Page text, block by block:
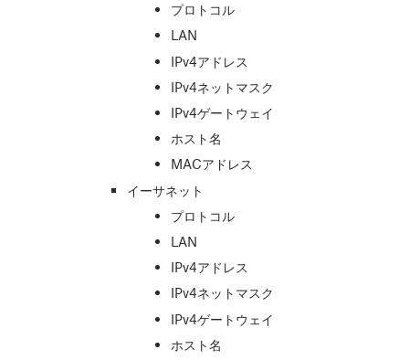
プロトコル
LAN
IPv4アドレス
IPv4ネットマスク
IPv4ゲートウェイ
ホスト名
MACアドレス
イーサネット
プロトコル
LAN
IPv4アドレス
IPv4ネットマスク
IPv4ゲートウェイ
ホスト名